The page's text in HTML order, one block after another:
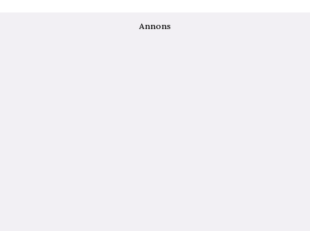
Annons